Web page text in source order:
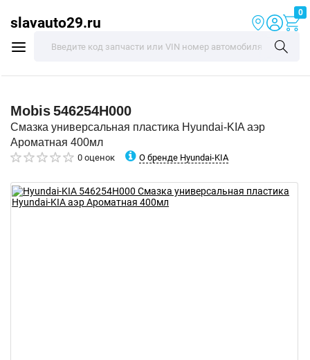
slavauto29.ru
0
Mobis546254H000
Смазка универсальная пластика Hyundai-KIA аэр
Ароматная 400мл
0 оценок О бренде Hyundai-KIA